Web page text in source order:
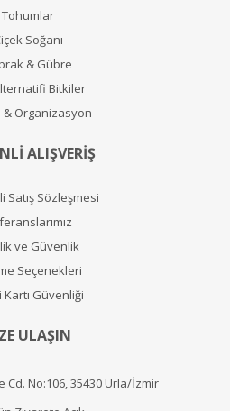
Tohumlar
Soğanı
& Gübre
Bitkiler
& Organizasyon
ALIŞVERİŞ
Satış Sözleşmesi
ve Güvenlik
Seçenekleri
Kartı Güvenliği
ULAŞIN
Cd. No:106, 35430 Urla/İzmir